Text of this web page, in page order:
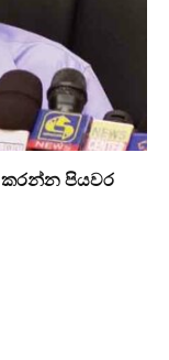
කරන්න පියවර